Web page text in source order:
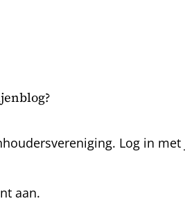
Log in
aan.